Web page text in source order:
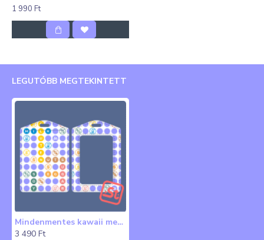
1 990 Ft
LEGUTÓBB MEGTEKINTETT
Mindenmentes kawaii mentes kártyatartó
3 490 Ft